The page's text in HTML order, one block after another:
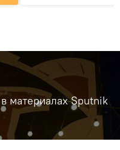
материалах Sputnik